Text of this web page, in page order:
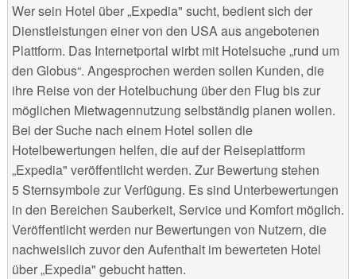
Wer sein Hotel über „Expedia" sucht, bedient sich der
Dienstleistungen einer von den USA aus angebotenen
Plattform. Das Internetportal wirbt mit Hotelsuche „rund um
den Globus“. Angesprochen werden sollen Kunden, die
ihre Reise von der Hotelbuchung über den Flug bis zur
möglichen Mietwagennutzung selbständig planen wollen.
Bei der Suche nach einem Hotel sollen die
Hotelbewertungen helfen, die auf der Reiseplattform
„Expedia" veröffentlicht werden. Zur Bewertung stehen
5 Sternsymbole zur Verfügung. Es sind Unterbewertungen
in den Bereichen Sauberkeit, Service und Komfort möglich.
Veröffentlicht werden nur Bewertungen von Nutzern, die
nachweislich zuvor den Aufenthalt im bewerteten Hotel
über „Expedia" gebucht hatten.